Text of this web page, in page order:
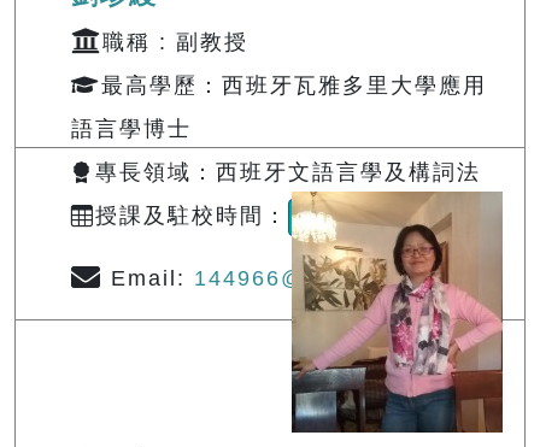
職稱 : 副教授
最高學歷：西班牙瓦雅多里大學應用
語言學博士
專長領域：西班牙文語言學及構詞法
授課及駐校時間：
查詢
Email: 144966@o365.tku.edu.tw